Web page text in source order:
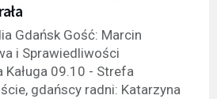
Gdańsk Gość: Marcin
i Sprawiedliwości
Kaługa 09.10 - Strefa
gdańscy radni: Katarzyna